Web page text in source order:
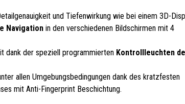
und Tiefenwirkung wie bei einem 3D-
Navigationin den verschiedenen Bildschirmen mit 4
dank der speziell programmierten Kontrollleuchten
allen Umgebungsbedingungen dank des kratzfesten
mit Anti-Fingerprint Beschichtung.